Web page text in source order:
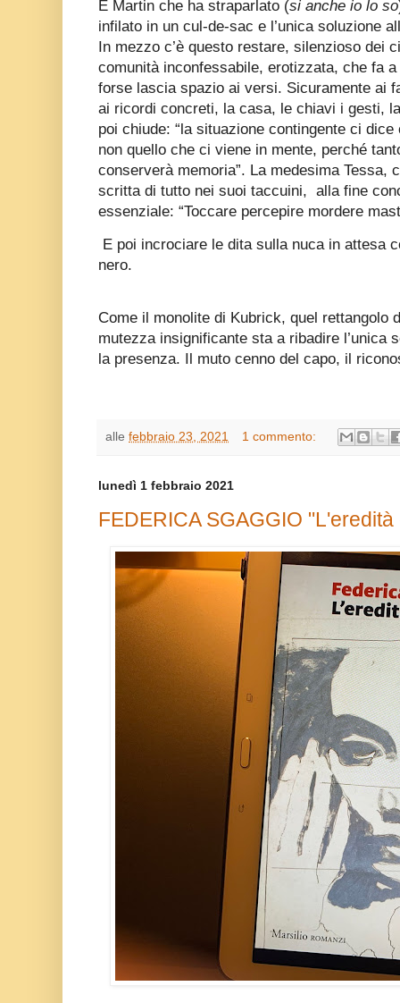
E Martin che ha straparlato (si anche io lo so
infilato in un cul-de-sac e l’unica soluzione
In mezzo c’è questo restare, silenzioso dei
comunità inconfessabile, erotizzata, che fa
forse lascia spazio ai versi. Sicuramente ai
ai ricordi concreti, la casa, le chiavi i gesti,
poi chiude: “la situazione contingente ci dice
non quello che ci viene in mente, perché
conserverà memoria”. La medesima Tessa,
scritta di tutto nei suoi taccuini, alla fine
essenziale: “Toccare percepire mordere
E poi incrociare le dita sulla nuca in attesa
nero.
Come il monolite di Kubrick, quel rettangolo
mutezza insignificante sta a ribadire l’unica
la presenza. Il muto cenno del capo, il
alle febbraio 23, 2021 1 commento:
lunedì 1 febbraio 2021
FEDERICA SGAGGIO